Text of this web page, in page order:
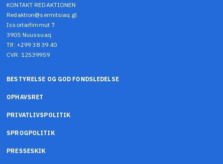
KONTAKT REDAKTIONEN
Redaktion@sermitsiaq.gl
Issortarfimmut 7
3905 Nuussuaq
Tlf: +299 38 39 40
CVR: 12539959
BESTYRELSE OG GOD FONDSLEDELSE
OPHAVSRET
PRIVATLIVSPOLITIK
SPROGPOLITIK
PRESSESKIK